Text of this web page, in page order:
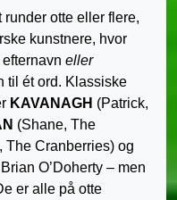
runder otte eller flere,
kunstnere, hvor
eller
til ét ord. Klassiske
KAVANAGH (Patrick,
(Shane, The
The Cranberries) og
O’Doherty – men
er alle på otte